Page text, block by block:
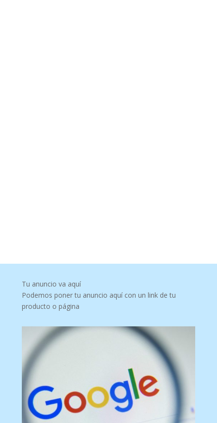
Tu anuncio va aquí
Podemos poner tu anuncio aquí con un link de tu
producto o página